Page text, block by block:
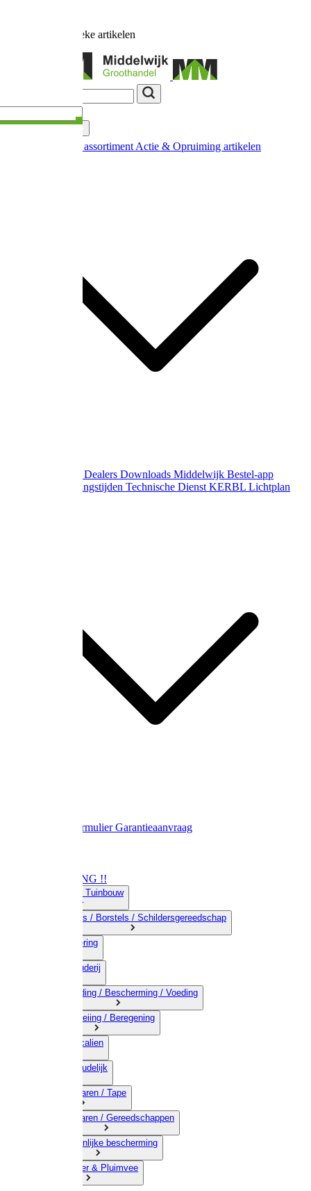
unieke artikelen
Nieuw in ons assortiment Actie & Opruiming artikelen
Dealers Downloads Middelwijk Bestel-app
Gewijzigde openingstijden Technische Dienst KERBL Lichtplan
RetourformulierGarantieaanvraag
OPRUIMING !!
01) Land-& Tuinbouw
02) Bezems / Borstels / Schildersgereedschap
03) Afrastering
04) Veehouderij
05) Bestrijding / Bescherming / Voeding
06) Besproeiing / Beregening
07) Chemicalien
08) Huishoudelijk
09) Touwwaren / Tape
10) IJzerwaren / Gereedschappen
11) Persoonlijke bescherming
12) Kleindier & Pluimvee